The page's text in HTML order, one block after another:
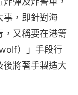
事，即針對海
，又稱要在港籌
）」手段行
後將著手製造大